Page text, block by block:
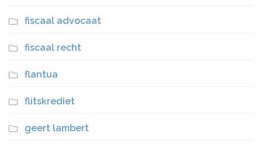
fiscaal advocaat
fiscaal recht
flantua
flitskrediet
geert lambert